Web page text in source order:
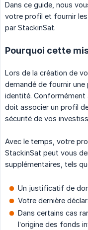
Dans ce guide, nous
votre profil et fournir
par StackinSat.
Pourquoi cette
Lors de la création de
demandé de fournir
identité. Conformément
doit associer un profil
sécurité de vos
Avec le temps, votre
StackinSat peut vous
supplémentaires, tels
Un justificatif de
Votre dernière
Dans certains cas
l’origine des fonds